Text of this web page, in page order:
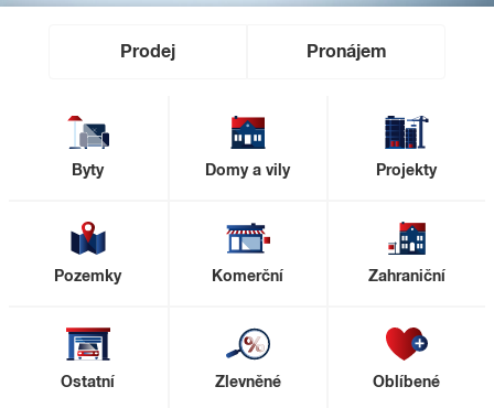
Prodej Pronájem
Byty Domy a vily Projekty
Pozemky Komerční Zahraniční
Ostatní Zlevněné Oblíbené